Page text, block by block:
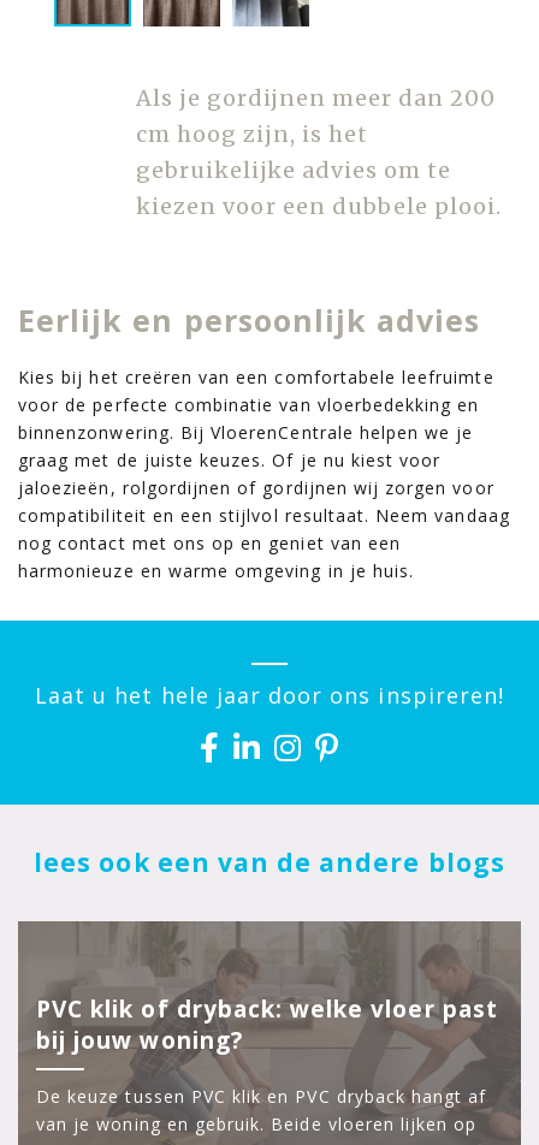
Als je gordijnen meer dan 200
cm hoog zijn, is het
gebruikelijke advies om te
kiezen voor een dubbele plooi.
Eerlijk en persoonlijk advies
Kies bij het creëren van een comfortabele leefruimte
voor de perfecte combinatie van vloerbedekking en
binnenzonwering. Bij VloerenCentrale helpen we je
graag met de juiste keuzes. Of je nu kiest voor
jaloezieën, rolgordijnen of gordijnen wij zorgen voor
compatibiliteit en een stijlvol resultaat. Neem vandaag
nog contact met ons op en geniet van een
harmonieuze en warme omgeving in je huis.
Laat u het hele jaar door ons inspireren!
lees ook een van de andere blogs
PVC klik of dryback: welke vloer past
bij jouw woning?
De keuze tussen PVC klik en PVC dryback hangt af
van je woning en gebruik. Beide vloeren lijken op